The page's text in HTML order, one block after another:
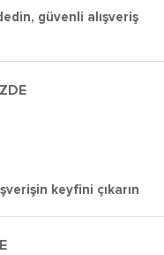
güvenli alışveriş
keyfini çıkarın